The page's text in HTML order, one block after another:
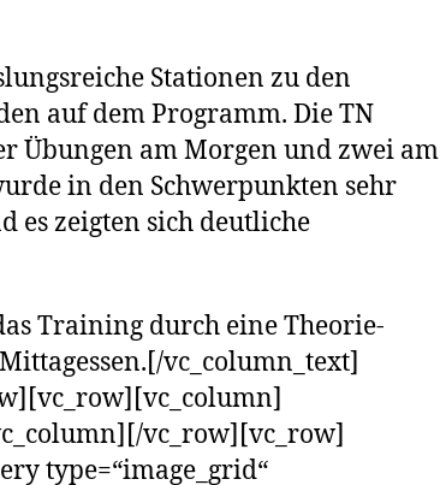
Stationen zu den
auf dem Programm. Die TN
Übungen am Morgen und zwei am
in den Schwerpunkten sehr
zeigten sich deutliche
Training durch eine Theorie-
vc_column_text]
vc_row][vc_row]
type=“image_grid“